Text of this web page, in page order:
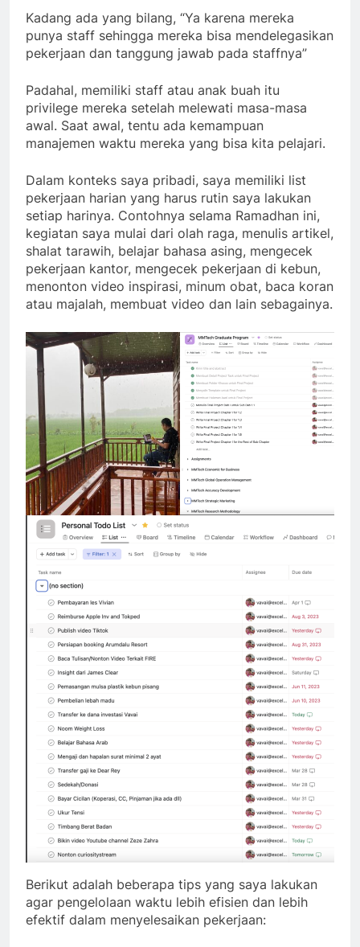
Kadang ada yang bilang, “Ya karena mereka
punya staff sehingga mereka bisa mendelegasikan
pekerjaan dan tanggung jawab pada staffnya”
Padahal, memiliki staff atau anak buah itu
privilege mereka setelah melewati masa-masa
awal. Saat awal, tentu ada kemampuan
manajemen waktu mereka yang bisa kita pelajari.
Dalam konteks saya pribadi, saya memiliki list
pekerjaan harian yang harus rutin saya lakukan
setiap harinya. Contohnya selama Ramadhan ini,
kegiatan saya mulai dari olah raga, menulis artikel,
shalat tarawih, belajar bahasa asing, mengecek
pekerjaan kantor, mengecek pekerjaan di kebun,
menonton video inspirasi, minum obat, baca koran
atau majalah, membuat video dan lain sebagainya.
Berikut adalah beberapa tips yang saya lakukan
agar pengelolaan waktu lebih efisien dan lebih
efektif dalam menyelesaikan pekerjaan: